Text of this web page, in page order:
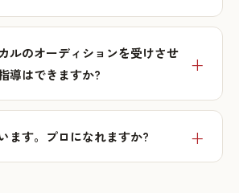
ルのオーディションを受けさせ
導はできますか?
ます。プロになれますか?